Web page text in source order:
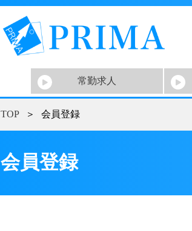
常勤求人
TOP ＞ 会員登録
会員登録